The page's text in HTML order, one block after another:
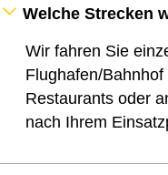
Welche Strecken
Wir fahren Sie
Flughafen/
Restaurants oder
nach Ihrem